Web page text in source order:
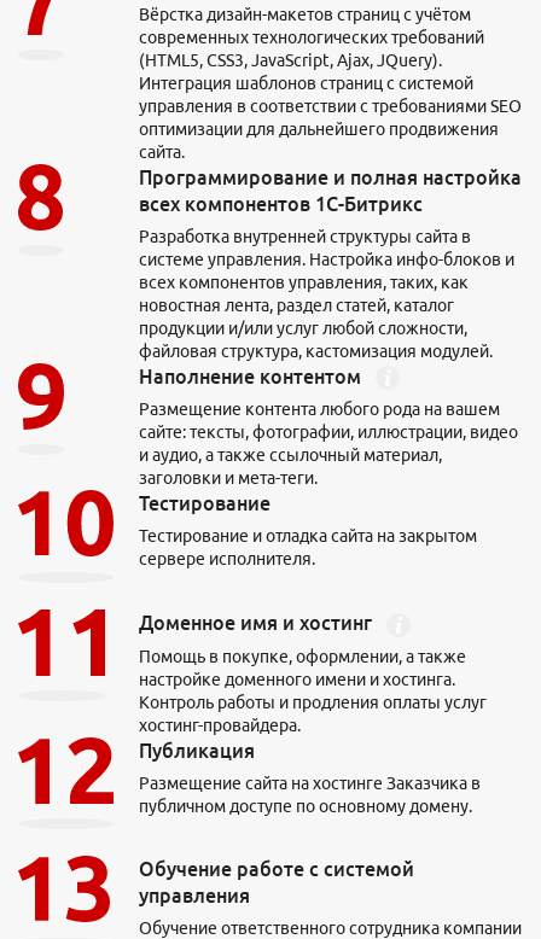
Вёрстка дизайн-макетов страниц с учётом
современных технологических требований
(HTML5, CSS3, JavaScript, Ajax, JQuery).
Интеграция шаблонов страниц с системой
управления в соответствии с требованиями SEO
оптимизации для дальнейшего продвижения
сайта.
Программирование и полная настройка
всех компонентов 1С-Битрикс
Разработка внутренней структуры сайта в
системе управления. Настройка инфо-блоков и
всех компонентов управления, таких, как
новостная лента, раздел статей, каталог
продукции и/или услуг любой сложности,
файловая структура, кастомизация модулей.
Наполнение контентом
Размещение контента любого рода на вашем
сайте: тексты, фотографии, иллюстрации, видео
и аудио, а также ссылочный материал,
заголовки и мета-теги.
Тестирование
Тестирование и отладка сайта на закрытом
сервере исполнителя.
Доменное имя и хостинг
Помощь в покупке, оформлении, а также
настройке доменного имени и хостинга.
Контроль работы и продления оплаты услуг
хостинг-провайдера.
Публикация
Размещение сайта на хостинге Заказчика в
публичном доступе по основному домену.
Обучение работе с системой
управления
Обучение ответственного сотрудника компании
Тарифы и цены
Тариф «Трафик»
Тариф «Лиды / CPA»
На 1С-Битрикс
Доработка сайта
Юзабилити-аудит
На 1С-Битрикс
Интернет-магазин
Разработка дизайна
Коллтрекинг
Таргетированная реклама
Продвижение Telegram-канала
Создание и ведение групп
Продвижение на Wildberries
Продвижение на Ozon
Магазин на Яндекс Маркете
Кейсы
Наша команда
Миссия